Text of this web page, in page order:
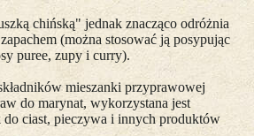
chińską" jednak znacząco odróżnia
(można stosować ją posypując
puree, zupy i curry).
mieszanki przyprawowej
do marynat, wykorzystana jest
do ciast, pieczywa i innych produktów